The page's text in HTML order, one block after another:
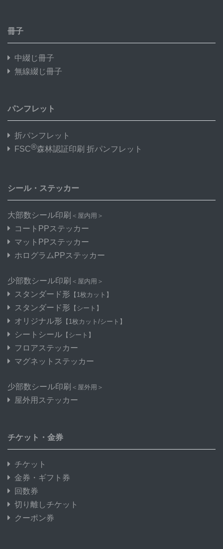
冊子
中綴じ冊子
無線綴じ冊子
パンフレット
折パンフレット
FSC®森林認証印刷 折パンフレット
シール・ステッカー
大部数シール印刷 ＜屋内用＞
コートPPステッカー
マットPPステッカー
ホログラムPPステッカー
少部数シール印刷 ＜屋内用＞
スタンダード形 【1枚カット】
スタンダード形 【シート】
オリジナル形 【1枚カット/シート】
シートシール 【シート】
フロアステッカー
マグネットステッカー
少部数シール印刷 ＜屋外用＞
屋外用ステッカー
チケット・金券
チケット
金券・ギフト券
回数券
切り離しチケット
クーポン券